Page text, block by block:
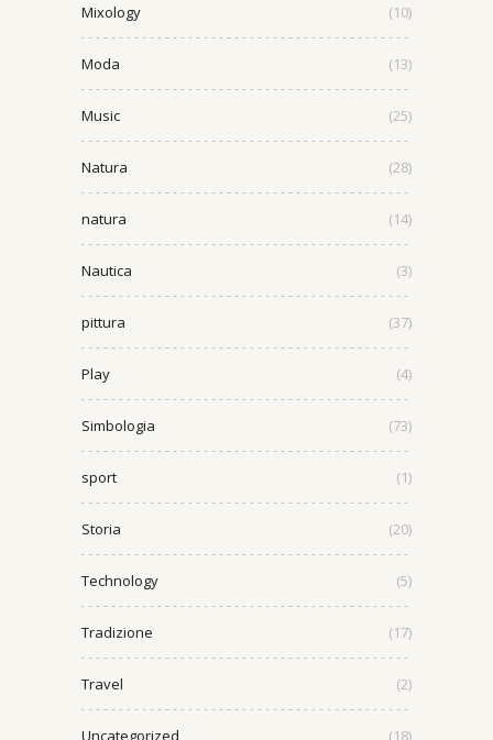
Mixology (10)
Moda (13)
Music (25)
Natura (28)
natura (14)
Nautica (3)
pittura (37)
Play (4)
Simbologia (73)
sport (1)
Storia (20)
Technology (5)
Tradizione (17)
Travel (2)
Uncategorized (18)